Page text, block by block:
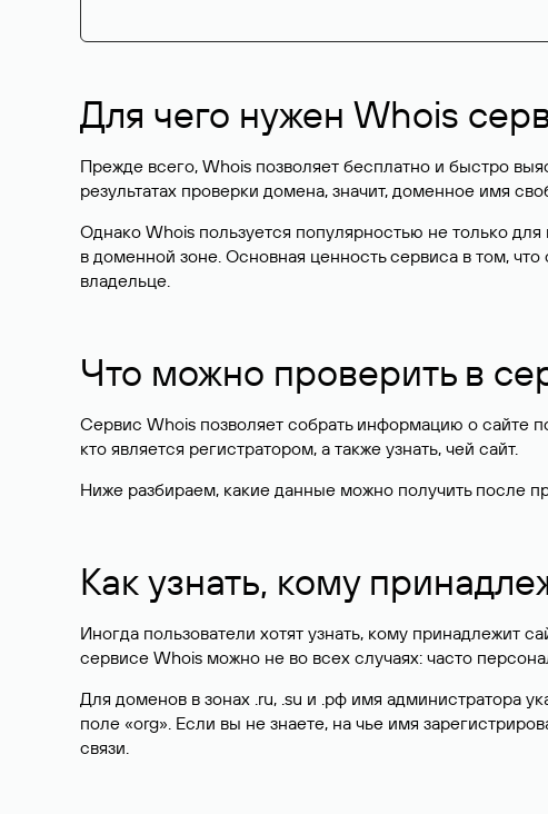
Для чего нужен Whois
Прежде всего, Whois позволяет бесплатно и быстро
результатах проверки домена, значит, доменное имя
Однако Whois пользуется популярностью не только
в доменной зоне. Основная ценность сервиса в том,
владельце.
Что можно проверить в
Сервис Whois позволяет собрать информацию о сайте
кто является регистратором, а также узнать, чей сайт.
Ниже разбираем, какие данные можно получить после
Как узнать, кому
Иногда пользователи хотят узнать, кому принадлежит
сервисе Whois можно не во всех случаях: часто
Для доменов в зонах .ru, .su и .рф имя администратора
поле «org». Если вы не знаете, на чье имя
связи.